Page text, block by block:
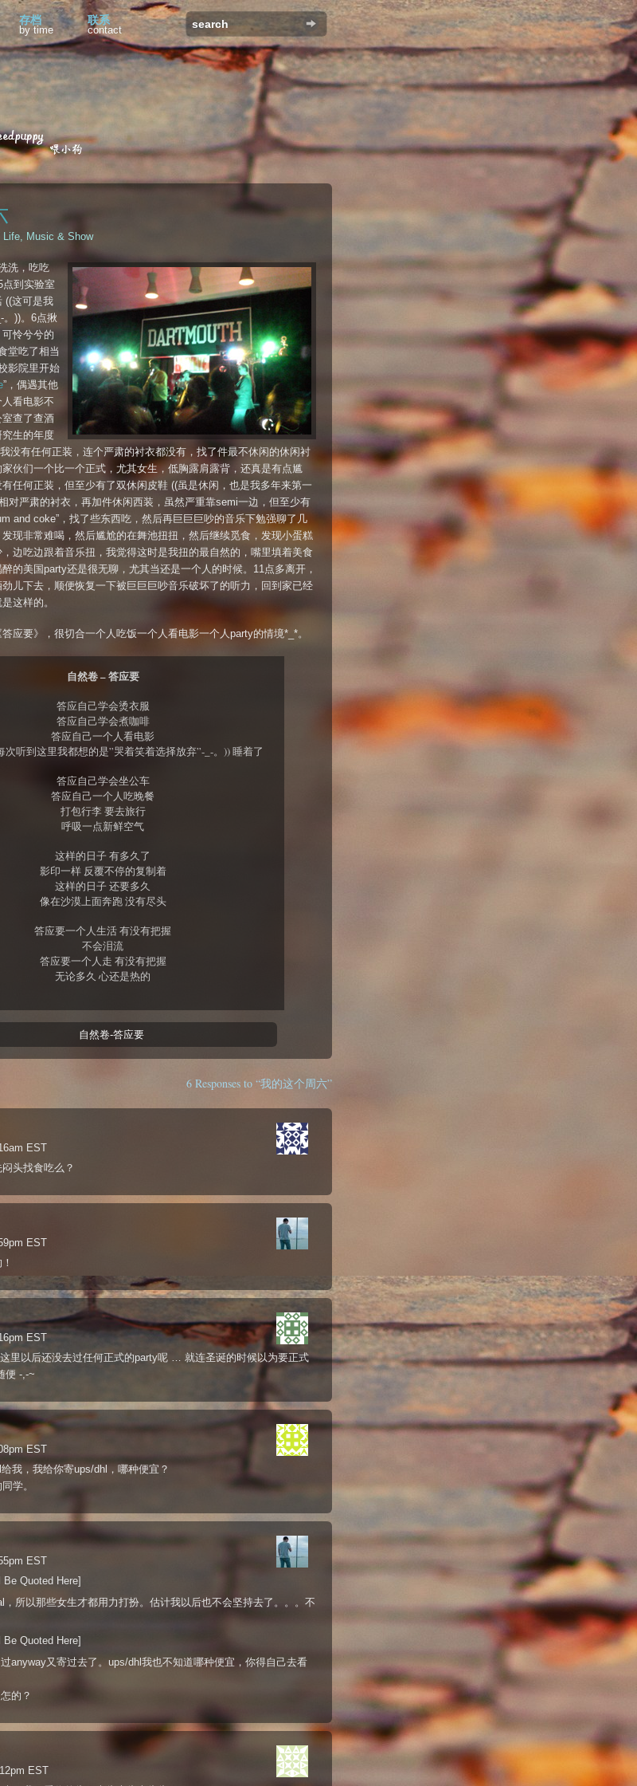
存档
by time
联系
contact
Life, Music & Show
洗，吃吃
到实验室
((这可是我
。))。6点揪
怜兮兮的
堂吃了相当
影院里开始
”，偶遇其他
看电影不
查了查酒
生的年度
没有任何正装，连个严肃的衬衣都没有，找了件最不休闲的休闲衬
伙们一个比一个正式，尤其女生，低胸露肩露背，还真是有点尴
任何正装，但至少有了双休闲皮鞋 ((虽是休闲，也是我多年来第一
对严肃的衬衣，再加件休闲西装，虽然严重靠semi一边，但至少有
and coke”，找了些东西吃，然后再巨巨巨吵的音乐下勉强聊了几
现非常难喝，然后尴尬的在舞池扭扭，然后继续觅食，发现小蛋糕
边吃边跟着音乐扭，我觉得这时是我扭的最自然的，嘴里填着美食
的美国party还是很无聊，尤其当还是一个人的时候。11点多离开，
儿下去，顺便恢复一下被巨巨巨吵音乐破坏了的听力，回到家已经
这样的。
应要》，很切合一个人吃饭一个人看电影一个人party的情境*_*。
自然卷 – 答应要
答应自己学会烫衣服
答应自己学会煮咖啡
答应自己一个人看电影
次听到这里我都想的是”哭着笑着选择放弃”-_-。)) 睡着了
答应自己学会坐公车
答应自己一个人吃晚餐
打包行李 要去旅行
呼吸一点新鲜空气
这样的日子 有多久了
影印一样 反覆不停的复制着
这样的日子 还要多久
像在沙漠上面奔跑 没有尽头
答应要一个人生活 有没有把握
不会泪流
答应要一个人走 有没有把握
无论多久 心还是热的
自然卷-答应要
6 Responses to “我的这个周六”
EST
头找食吃么？
EST
EST
里以后还没去过任何正式的party呢 … 就连圣诞的时候以为要正式
便 -,-~
EST
我，我给你寄ups/dhl，哪种便宜？
学。
EST
Quoted Here]
，所以那些女生才都用力打扮。估计我以后也不会坚持去了。。。不
Quoted Here]
anyway又寄过去了。ups/dhl我也不知道哪种便宜，你得自己去看
的？
EST